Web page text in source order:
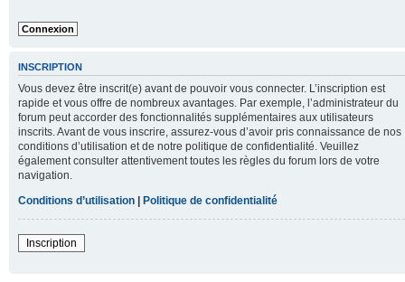
INSCRIPTION
Vous devez être inscrit(e) avant de pouvoir vous connecter. L’inscription est
rapide et vous offre de nombreux avantages. Par exemple, l’administrateur du
forum peut accorder des fonctionnalités supplémentaires aux utilisateurs
inscrits. Avant de vous inscrire, assurez-vous d’avoir pris connaissance de nos
conditions d’utilisation et de notre politique de confidentialité. Veuillez
également consulter attentivement toutes les règles du forum lors de votre
navigation.
Conditions d’utilisation | Politique de confidentialité
Inscription